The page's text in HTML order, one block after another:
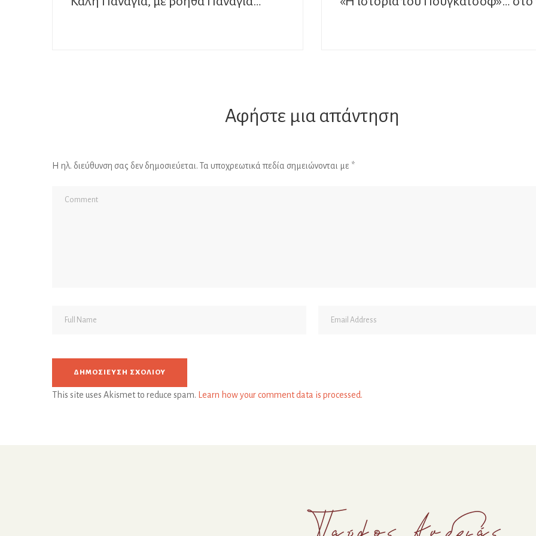
Αφήστε μια απάντηση
Η ηλ. διεύθυνση σας δεν δημοσιεύεται. Τα υποχρεωτικά πεδία σημειώνονται με *
This site uses Akismet to reduce spam. Learn how your comment data is processed.